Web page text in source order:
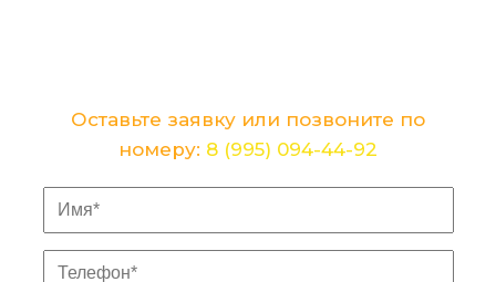
Оставьте заявку или позвоните по
номеру: 8 (995) 094-44-92